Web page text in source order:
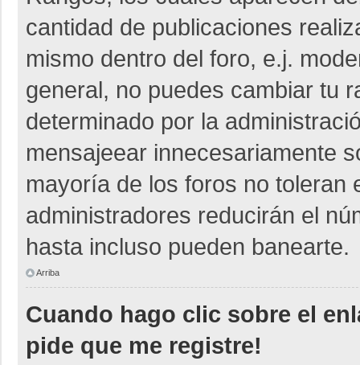
cantidad de publicaciones
mismo dentro del foro, e.j.
general, no puedes cambiar tu
determinado por la
mensajeear innecesariamente
mayoría de los foros no toleran
administradores reducirán el
hasta incluso pueden banearte.
Arriba
Cuando hago clic sobre el
pide que me registre!